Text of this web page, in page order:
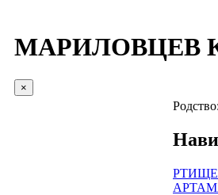
МАРИЛОВЦЕВ
×
Родство: